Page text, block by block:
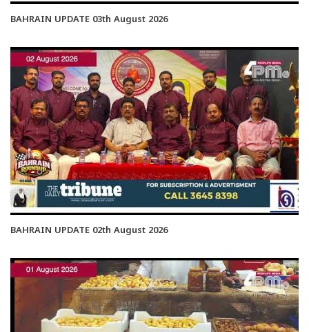
BAHRAIN UPDATE 03th August 2026
BAHRAIN UPDATE 02th August 2026